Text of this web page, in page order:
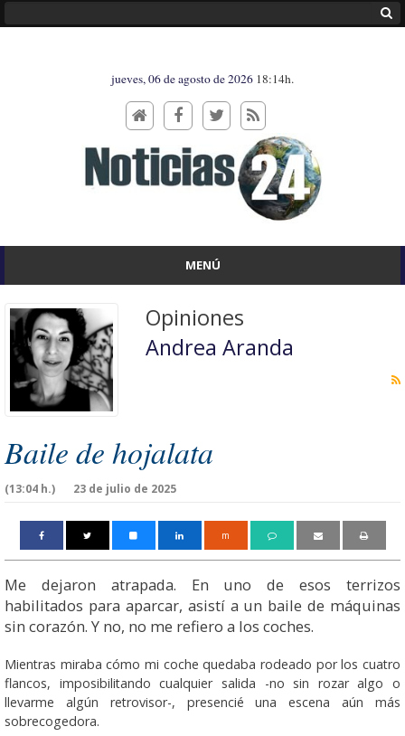
jueves, 06 de agosto de 2026 18:14h.
MENÚ
Opiniones
Andrea Aranda
Baile de hojalata
23 de julio de 2025
(13:04 h.)
m
Me dejaron atrapada. En uno de esos terrizos
habilitados para aparcar, asistí a un baile de máquinas
sin corazón. Y no, no me refiero a los coches.
Mientras miraba cómo mi coche quedaba rodeado por los cuatro
flancos, imposibilitando cualquier salida -no sin rozar algo o
llevarme algún retrovisor-, presencié una escena aún más
sobrecogedora.